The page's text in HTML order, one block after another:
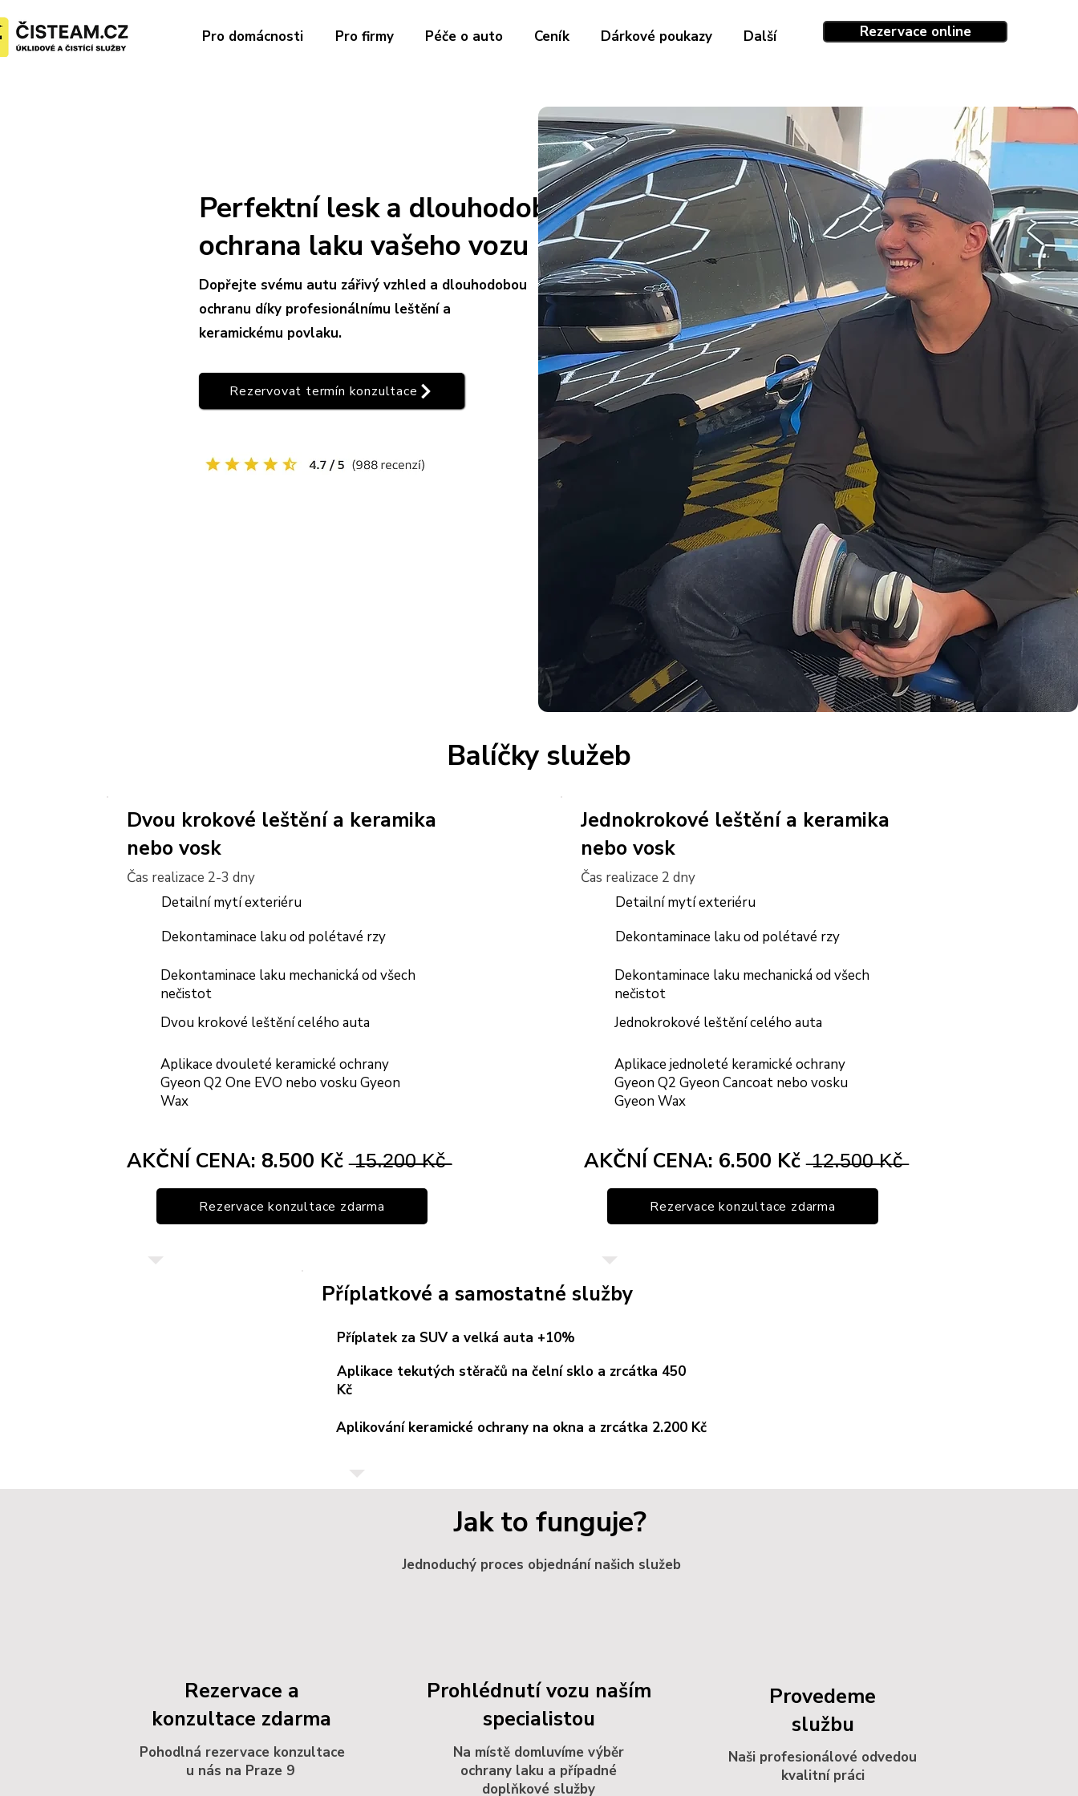
Pro domácnosti Pro firmy Péče o auto Ceník Dárkové poukazy Další Rezervace online
Perfektní lesk a dlouhodobá
ochrana laku vašeho vozu
Dopřejte svému autu zářivý vzhled a dlouhodobou
ochranu díky profesionálnímu leštění a
keramickému povlaku.
Rezervovat termín konzultace
Balíčky služeb
Dvou krokové leštění a keramika
nebo vosk
Čas realizace 2-3 dny
Detailní mytí exteriéru
Dekontaminace laku od polétavé rzy
Dekontaminace laku mechanická od všech
nečistot
Dvou krokové leštění celého auta
Aplikace dvouleté keramické ochrany
Gyeon Q2 One EVO nebo vosku Gyeon
Wax
AKČNÍ CENA: 8.500 Kč̶1̶̶̶5̶̶̶.̶̶̶2̶̶̶0̶̶̶0̶̶̶ ̶̶̶K̶̶̶č̶̶̶
Rezervace konzultace zdarma
Jednokrokové leštění a keramika
nebo vosk
Čas realizace 2 dny
Detailní mytí exteriéru
Dekontaminace laku od polétavé rzy
Dekontaminace laku mechanická od všech
nečistot
Jednokrokové leštění celého auta
Aplikace jednoleté keramické ochrany
Gyeon Q2 Gyeon Cancoat nebo vosku
Gyeon Wax
AKČNÍ CENA: 6.500 Kč̶1̶2̶.̶5̶0̶0̶ ̶K̶č̶
Rezervace konzultace zdarma
Příplatkové a samostatné služby
Příplatek za SUV a velká auta +10%
Aplikace tekutých stěračů na čelní sklo a zrcátka 450
Kč
Aplikování keramické ochrany na okna a zrcátka 2.200 Kč
Jak to funguje?
Jednoduchý proces objednání našich služeb
Rezervace a
konzultace zdarma
Pohodlná rezervace konzultace
u nás na Praze 9
Prohlédnutí vozu naším
specialistou
Na místě domluvíme výběr
ochrany laku a případné
doplňkové služby
Provedeme
službu
Naši profesionálové odvedou
kvalitní práci